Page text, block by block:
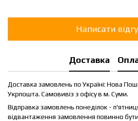
Написати
Доставка
Доставка замовлень по Україні: Нова
Укрпошта. Самовивіз з офісу в м. Суми.
Відправка замовлень понеділок -
відвантаження замовлення повинно